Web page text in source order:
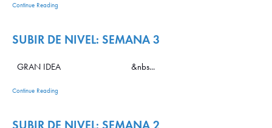
Continue Reading
SUBIR DE NIVEL: SEMANA 3
GRAN IDEA &nbs...
Continue Reading
SUBIR DE NIVEL: SEMANA 2